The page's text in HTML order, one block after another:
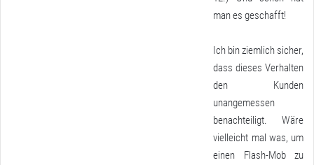
man es geschafft!
Ich bin ziemlich sicher,
dass dieses Verhalten
den Kunden
unangemessen
benachteiligt. Wäre
vielleicht mal was, um
einen Flash-Mob zu